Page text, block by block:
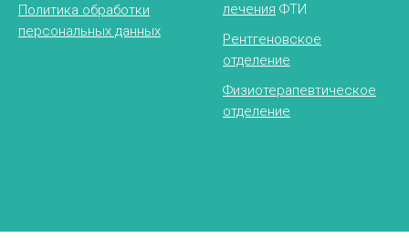
Политика обработки
персональных данных
лечения ФТИ
Рентгеновское
отделение
Физиотерапевтическое
отделение